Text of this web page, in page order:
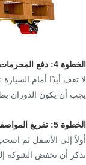
الخطوة 4: دفع المحرمات وسحبها
لا تقف أبدًا أمام السيارة
يجب أن يكون الدوران
الخطوة 5: تفريغ المواصفات
أولاً إلى الأسفل ثم
تذكر أن تخفض الشوكة